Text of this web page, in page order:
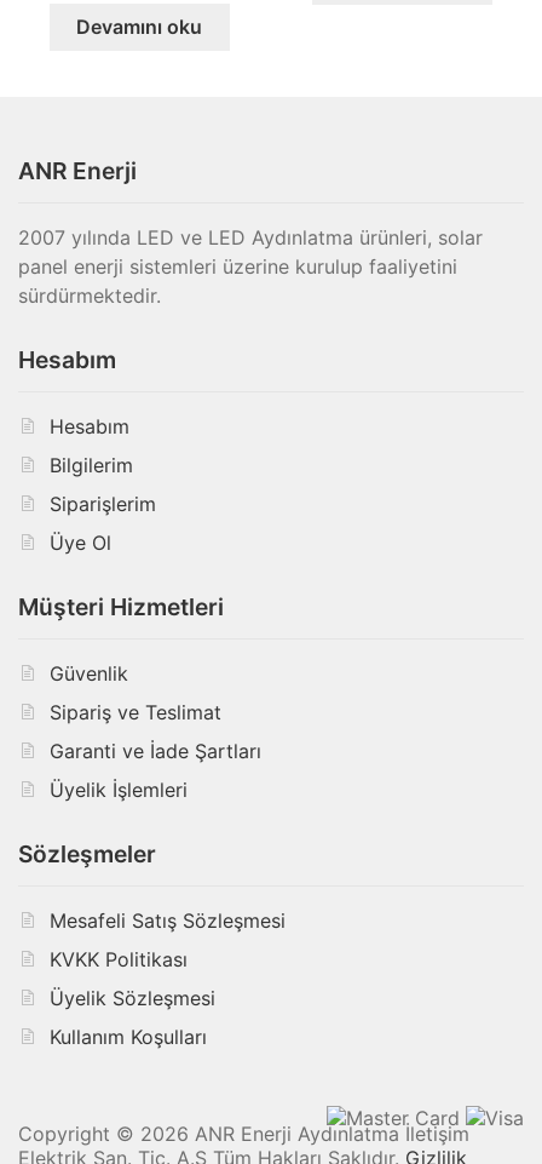
Devamını oku
ANR Enerji
2007 yılında LED ve LED Aydınlatma ürünleri, solar
panel enerji sistemleri üzerine kurulup faaliyetini
sürdürmektedir.
Hesabım
Hesabım
Bilgilerim
Siparişlerim
Üye Ol
Müşteri Hizmetleri
Güvenlik
Sipariş ve Teslimat
Garanti ve İade Şartları
Üyelik İşlemleri
Sözleşmeler
Mesafeli Satış Sözleşmesi
KVKK Politikası
Üyelik Sözleşmesi
Kullanım Koşulları
Copyright © 2026 ANR Enerji Aydınlatma İletişim
Elektrik San. Tic. A.Ş Tüm Hakları Saklıdır. Gizlilik